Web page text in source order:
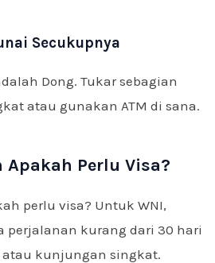
Secukupnya
Dong. Tukar sebagian
atau gunakan ATM di sana.
Apakah Perlu Visa?
perlu visa? Untuk WNI,
perjalanan kurang dari 30 hari
kunjungan singkat.